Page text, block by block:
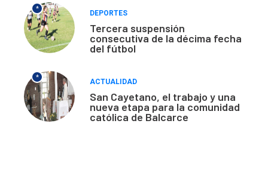
*
DEPORTES
Tercera suspensión
consecutiva de la décima fecha
del fútbol
*
ACTUALIDAD
San Cayetano, el trabajo y una
nueva etapa para la comunidad
católica de Balcarce